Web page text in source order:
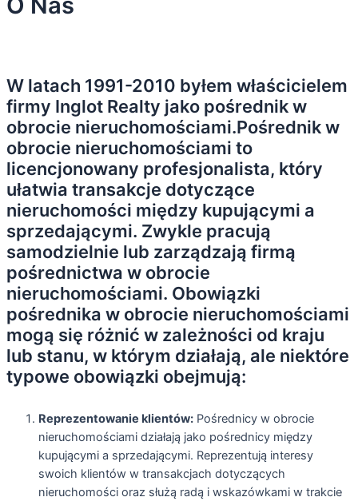
W latach 1991-2010 byłem właścicielem
firmy Inglot Realty jako pośrednik w
obrocie nieruchomościami.Pośrednik w
obrocie nieruchomościami to
licencjonowany profesjonalista, który
ułatwia transakcje dotyczące
nieruchomości między kupującymi a
sprzedającymi. Zwykle pracują
samodzielnie lub zarządzają firmą
pośrednictwa w obrocie
nieruchomościami. Obowiązki
pośrednika w obrocie nieruchomościami
mogą się różnić w zależności od kraju
lub stanu, w którym działają, ale niektóre
typowe obowiązki obejmują:
Reprezentowanie klientów: Pośrednicy w obrocie
nieruchomościami działają jako pośrednicy między
kupującymi a sprzedającymi. Reprezentują interesy
swoich klientów w transakcjach dotyczących
nieruchomości oraz służą radą i wskazówkami w trakcie